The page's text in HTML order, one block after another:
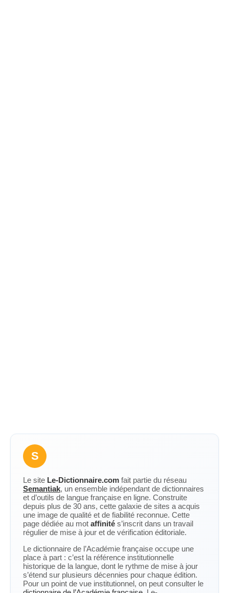
S
Le site Le-Dictionnaire.com fait partie du réseau
Semantiak, un ensemble indépendant de dictionnaires
et d’outils de langue française en ligne. Construite
depuis plus de 30 ans, cette galaxie de sites a acquis
une image de qualité et de fiabilité reconnue. Cette
page dédiée au mot affinité s’inscrit dans un travail
régulier de mise à jour et de vérification éditoriale.
Le dictionnaire de l’Académie française occupe une
place à part : c’est la référence institutionnelle
historique de la langue, dont le rythme de mise à jour
s’étend sur plusieurs décennies pour chaque édition.
Pour un point de vue institutionnel, on peut consulter le